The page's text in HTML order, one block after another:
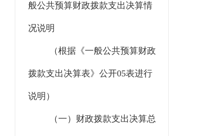
般公共预算财政拨款支出决算情
况说明
（根据《一般公共预算财政
拨款支出决算表》公开05表进行
说明）
（一）财政拨款支出决算总